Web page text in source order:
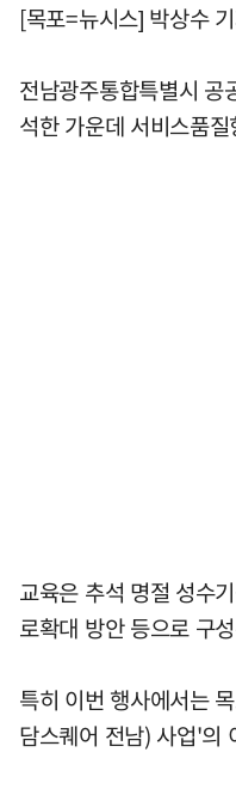
[목포=뉴시스] 박상수
전남광주통합특별시
석한 가운데 서비스품
교육은 추석 명절 성수
로확대 방안 등으로 구
특히 이번 행사에서는
담스퀘어 전남) 사업'의